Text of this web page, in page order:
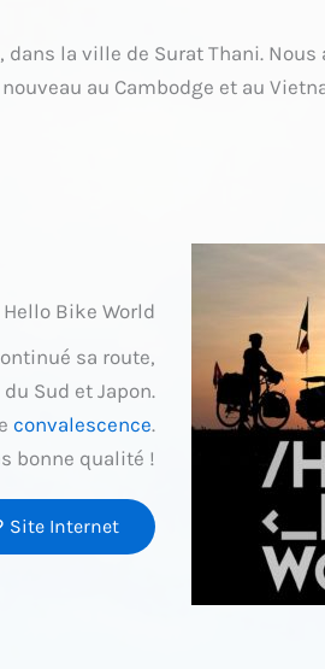
, dans la ville de Surat Thani.
au Cambodge et au
Hello Bike World
sa route,
Sud et Japon.
convalescence.
bonne qualité !
Site Internet